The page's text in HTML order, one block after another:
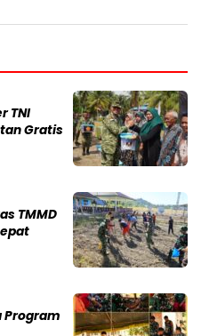
TNI
Gratis
TMMD
Program